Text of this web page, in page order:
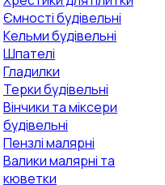
Ємності будівельні
Кельми будівельні
Шпателі
Гладилки
Терки будівельні
Вінчики та міксери
будівельні
Пензлі малярні
Валики малярні та
кюветки